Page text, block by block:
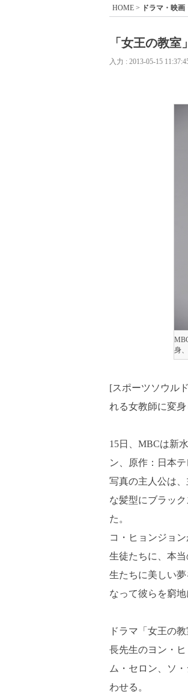
HOME > ドラマ・映画
「女王の教
入力 : 2013-05-15
身
[スポーツソウル
れる女教師に変
15日、MBCは新
ン、原作：日本
写真の主人公は
な髪型にブラッ
た。
コ・ヒョンジョ
生徒たちに、本
生たちに美しい
なって彼らを窮
ドラマ「女王の
長先生のヨン・
ム・セロン、ソ
わせる。